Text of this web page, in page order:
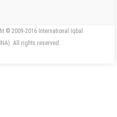
© 2009-2016 International Iqbal
All rights reserved.